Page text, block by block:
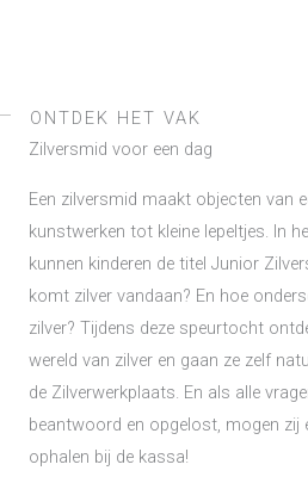
ONTDEK HET VAK
Zilversmid voor een dag
Een zilversmid maakt objecten van
kunstwerken tot kleine lepeltjes. In
kunnen kinderen de titel Junior
komt zilver vandaan? En hoe
zilver? Tijdens deze speurtocht
wereld van zilver en gaan ze zelf
de Zilverwerkplaats. En als alle
beantwoord en opgelost, mogen zij
ophalen bij de kassa!